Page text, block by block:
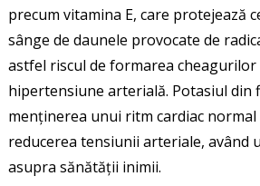
precum vitamina E, care protejează
sânge de daunele provocate de
astfel riscul de formarea cheagurilor
hipertensiune arterială. Potasiul din
menținerea unui ritm cardiac
reducerea tensiunii arteriale, având
asupra sănătății inimii.